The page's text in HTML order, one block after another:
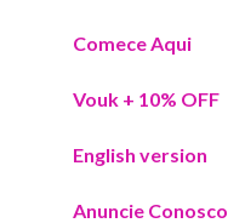
Comece Aqui
Vouk + 10% OFF
English version
Anuncie Conosco